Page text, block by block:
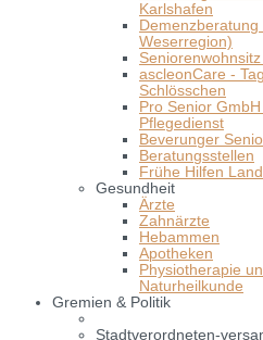
Karlshafen
Demenzberatung
Weserregion)
ascleonCare -
Schlösschen
Pro Senior
Pflegedienst
Beverunger
Beratungsstellen
Frühe Hilfen
Gesundheit
Ärzte
Zahnärzte
Hebammen
Apotheken
Physiotherapie
Naturheilkunde
Gremien & Politik
Stadtverordneten-